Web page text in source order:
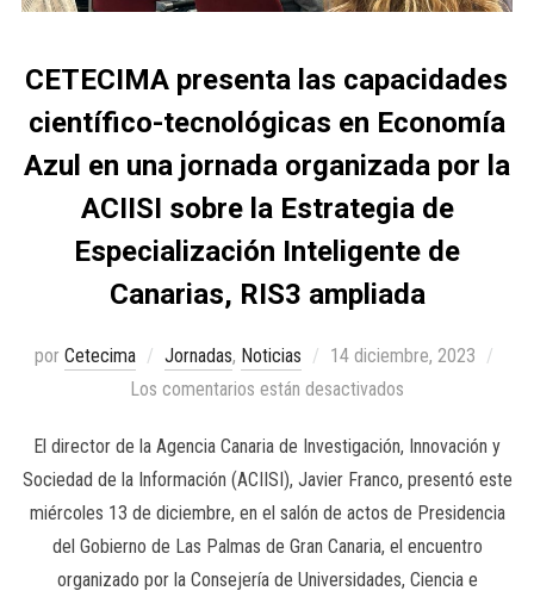
CETECIMA presenta las capacidades
científico-tecnológicas en Economía
Azul en una jornada organizada por la
ACIISI sobre la Estrategia de
Especialización Inteligente de
Canarias, RIS3 ampliada
por Cetecima Jornadas, Noticias
14 diciembre, 2023
Los comentarios están desactivados
El director de la Agencia Canaria de Investigación, Innovación y
Sociedad de la Información (ACIISI), Javier Franco, presentó este
miércoles 13 de diciembre, en el salón de actos de Presidencia
del Gobierno de Las Palmas de Gran Canaria, el encuentro
organizado por la Consejería de Universidades, Ciencia e